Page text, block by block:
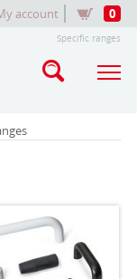
account 0
Specific ranges